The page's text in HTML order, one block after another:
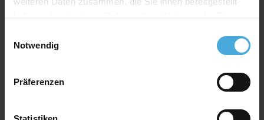
haben oder die sie im Rahmen Ihrer Nutzung der Dienste
Notwendig
Präferenzen
Über 200 Oberflächenfarben stehen zur Auswahl und
erhalten durch den weißen Schrägschnitt eine klare
Farbkonzept
ermöglicht eine farblich harmonische Abstimmung der